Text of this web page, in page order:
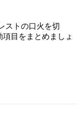
ストの口火を切
目をまとめましょ